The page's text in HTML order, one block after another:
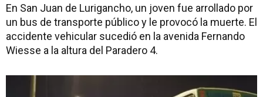
En San Juan de Lurigancho, un joven fue arrollado por
un bus de transporte público y le provocó la muerte. El
accidente vehicular sucedió en la avenida Fernando
Wiesse a la altura del Paradero 4.